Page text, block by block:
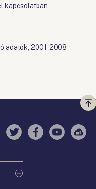
kapcsolatban
adatok, 2001-2008
a
TwitterFacebook
YouTube